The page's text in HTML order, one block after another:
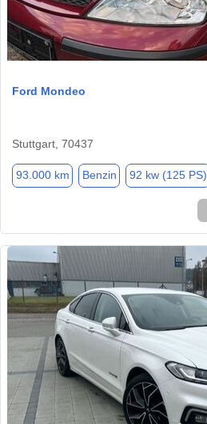
Ford Mondeo
Stuttgart, 70437
93.000 km Benzin 92 kw (125 PS)